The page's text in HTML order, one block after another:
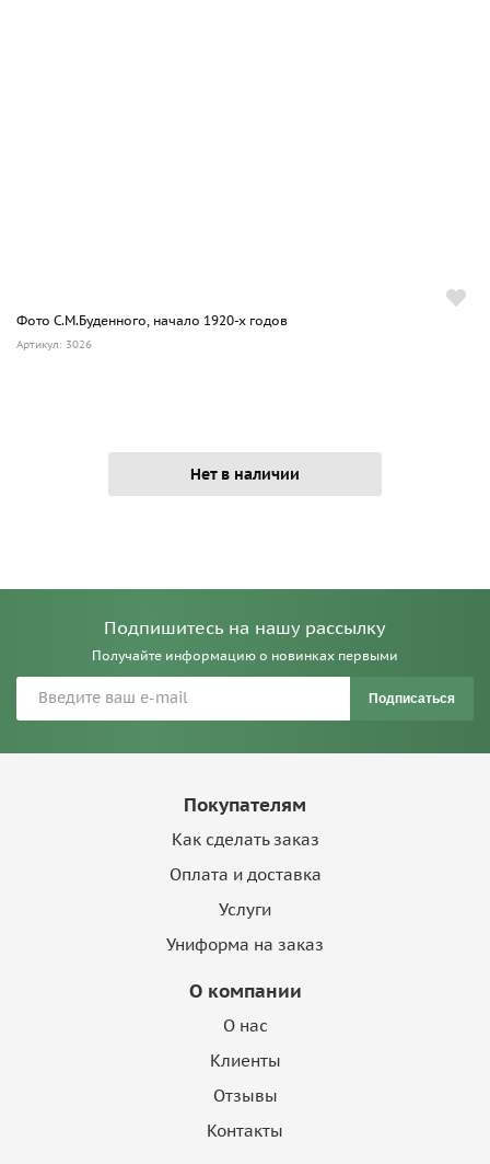
Фото С.М.Буденного, начало 1920-х годов
Артикул: 3026
Нет в наличии
Подпишитесь на нашу рассылку
Получайте информацию о новинках первыми
Подписаться
Покупателям
Как сделать заказ
Оплата и доставка
Услуги
Униформа на заказ
О компании
О нас
Клиенты
Отзывы
Контакты